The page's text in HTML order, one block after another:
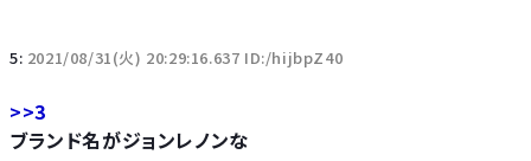
5: 2021/08/31(火) 20:29:16.637 ID:/hijbpZ40
>>3
ブランド名がジョンレノンな